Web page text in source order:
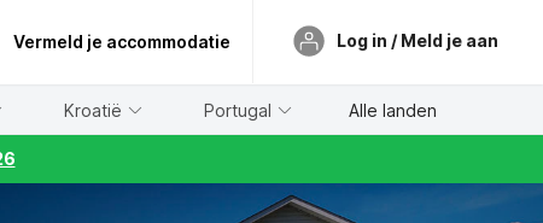
Vermeld je accommodatie Log in / Meld je aan
Kroatië Portugal Alle landen